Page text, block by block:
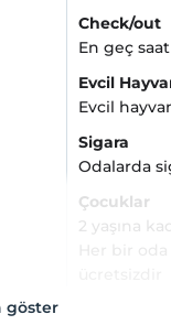
Check/out
En geç
Evcil
Evcil
Sigara
Odalarda
Çocuklar
2 yaşına
göster